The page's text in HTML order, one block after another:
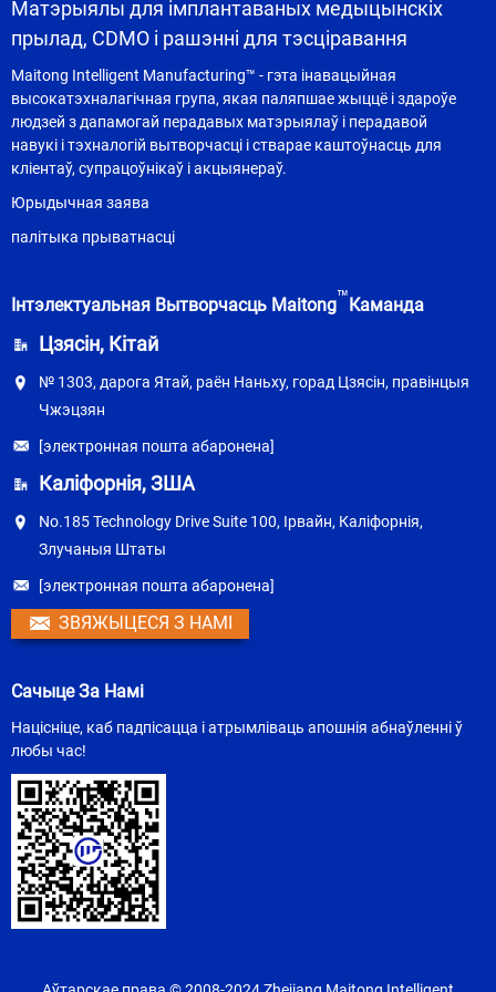
Матэрыялы для імплантаваных медыцынскіх
прылад, CDMO і рашэнні для тэсціравання
Maitong Intelligent Manufacturing™ - гэта інавацыйная
высокатэхналагічная група, якая паляпшае жыццё і здароўе
людзей з дапамогай перадавых матэрыялаў і перадавой
навукі і тэхналогій вытворчасці і стварае каштоўнасць для
кліентаў, супрацоўнікаў і акцыянераў.
Юрыдычная заява
палітыка прыватнасці
Інтэлектуальная Вытворчасць Maitong™ Каманда
Цзясін, Кітай
№ 1303, дарога Ятай, раён Наньху, горад Цзясін, правінцыя
Чжэцзян
[электронная пошта абаронена]
Каліфорнія, ЗША
No.185 Technology Drive Suite 100, Ірвайн, Каліфорнія,
Злучаныя Штаты
[электронная пошта абаронена]
ЗВЯЖЫЦЕСЯ З НАМІ
Сачыце За Намі
Націсніце, каб падпісацца і атрымліваць апошнія абнаўленні ў
любы час!